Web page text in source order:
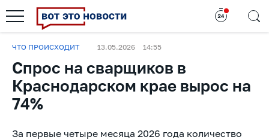
ЧТО ПРОИСХОДИТ 13.05.2026 14:55
Спрос на сварщиков в
Краснодарском крае вырос на
74%
За первые четыре месяца 2026 года количество